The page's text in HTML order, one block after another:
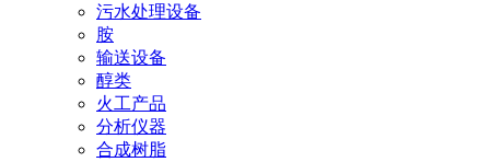
污水处理设备
胺
输送设备
醇类
火工产品
分析仪器
合成树脂